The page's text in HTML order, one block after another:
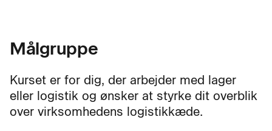
Målgruppe
Kurset er for dig, der arbejder med lager
eller logistik og ønsker at styrke dit overblik
over virksomhedens logistikkæde.